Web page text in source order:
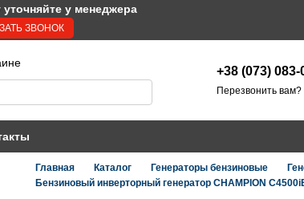
у менеджера
ЗВОНОК
+38 (073) 083-
Перезвонить вам?
Главная Каталог Генераторы бензиновые
Бензиновый инверторный генератор CHAMPION